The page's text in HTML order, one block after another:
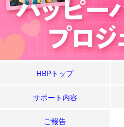
HBPトップ
サポート内容
ご報告